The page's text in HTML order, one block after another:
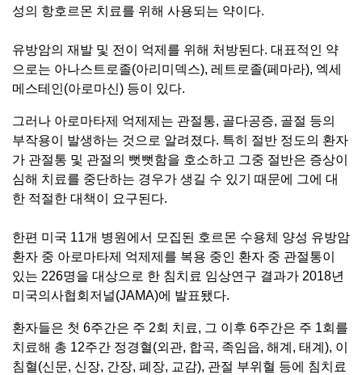
성의 항호르몬 치료를 위해 사용되는 약이다.
유방암의 재발 및 전이 억제를 위해 처방된다. 대표적인 약
으로는 아나스트로졸(아리미덱스), 레트로졸(페마라), 엑세
메스테인(아로마신) 등이 있다.
그러나 아로마타제 억제제는 관절통, 골다공증, 골절 등의
부작용이 발생하는 것으로 알려졌다. 특히 절반 정도의 환자
가 관절통 및 관절의 뻣뻣함을 호소하고 그중 절반은 증상이
심해 치료를 중단하는 경우가 생길 수 있기 때문에 그에 대
한 적절한 대책이 요구된다.
한편 미국 11개 병원에서 모집된 호르몬 수용체 양성 유방암
환자 중 아로마타제 억제제를 복용 중인 환자 중 관절통이
있는 226명을 대상으로 한 침치료 임상연구 결과가 2018년
미국의사협회저널(JAMA)에 발표됐다.
환자들은 첫 6주간은 주 2회 치료, 그 이후 6주간은 주 1회를
치료해 총 12주간 정경혈(외관, 합곡, 족임읍, 해계, 태계), 이
침혈(신문, 신장, 간장, 폐장, 교감), 관절 부위혈 등에 침치료